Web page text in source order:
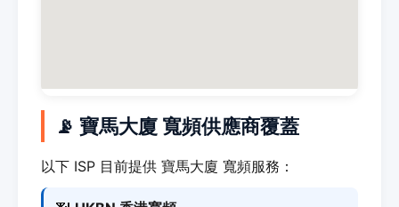
📡 寶馬大廈 寬頻供應商覆蓋
以下 ISP 目前提供 寶馬大廈 寬頻服務：